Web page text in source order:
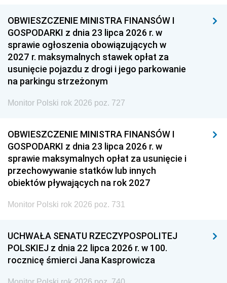
OBWIESZCZENIE MINISTRA FINANSÓW I
GOSPODARKI z dnia 23 lipca 2026 r. w
sprawie ogłoszenia obowiązujących w
2027 r. maksymalnych stawek opłat za
usunięcie pojazdu z drogi i jego parkowanie
na parkingu strzeżonym
Monitor Polski rok 2026 poz. 727
OBWIESZCZENIE MINISTRA FINANSÓW I
GOSPODARKI z dnia 23 lipca 2026 r. w
sprawie maksymalnych opłat za usunięcie i
przechowywanie statków lub innych
obiektów pływających na rok 2027
Monitor Polski rok 2026 poz. 731
UCHWAŁA SENATU RZECZYPOSPOLITEJ
POLSKIEJ z dnia 22 lipca 2026 r. w 100.
rocznicę śmierci Jana Kasprowicza